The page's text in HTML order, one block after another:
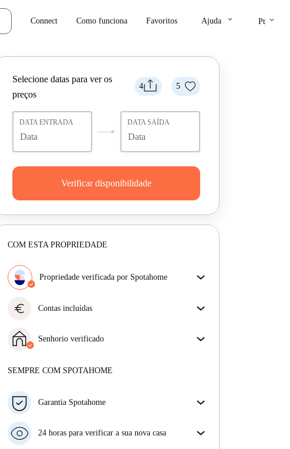
Connect Como funciona Favoritos Ajuda keyboard_arrow_down Pt keyboard_arrow_down
4 5
Selecione datas para ver os
preços
DATA ENTRADA DATA SAÍDA
Verificar disponibilidade
COM ESTA PROPRIEDADE
Propriedade verificada por Spotahome
obténs exatamente o que vês no anúncio.
euro Contas incluídas
incluídas. A renda e as contas estão todas incluídas
para uma experiência sem preocupações
Senhorio verificado
Mais sobre este senhorio
SEMPRE COM SPOTAHOME
Garantia Spotahome
antecedência, nós iremos A) pagar um hotel e ajudá-
24 horas para verificar a sua nova casa